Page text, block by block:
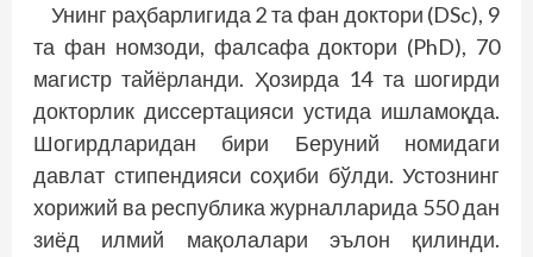
Унинг раҳбарлигида 2 та фан доктори (DSc), 9
та фан номзоди, фалсафа доктори (PhD), 70
магистр тай­ёрланди. Ҳозирда 14 та шогирди
докторлик диссертацияси устида ишламоқда.
Шогирдларидан бири Беруний номидаги
давлат стипендияси соҳиби бўлди. Устознинг
хорижий ва республика журналларида 550 дан
зиёд илмий мақолалари эълон қилинди.